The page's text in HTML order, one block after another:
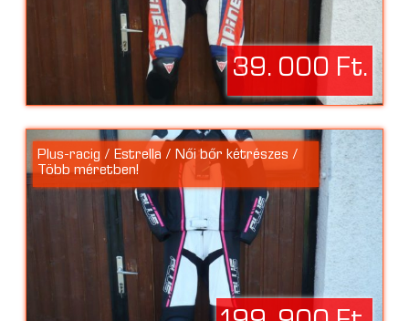
39. 000 Ft.
Plus-racig / Estrella / Női bőr kétrészes /
Több méretben!